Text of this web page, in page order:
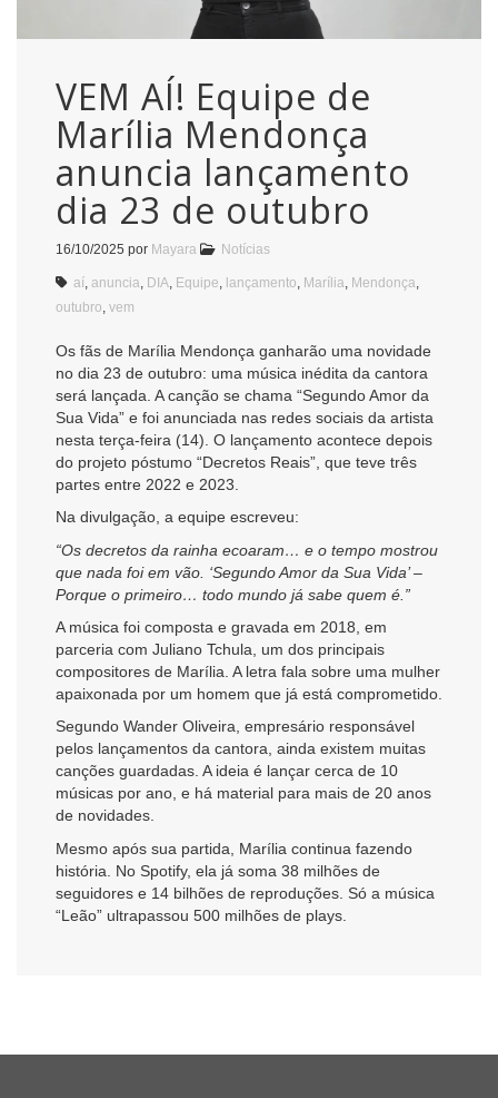
VEM AÍ! Equipe de
Marília Mendonça
anuncia lançamento
dia 23 de outubro
16/10/2025 por Mayara Notícias
aí anuncia DIA Equipe lançamento Marília Mendonça
outubro vem
Os fãs de Marília Mendonça ganharão uma novidade
no dia 23 de outubro: uma música inédita da cantora
será lançada. A canção se chama “Segundo Amor da
Sua Vida” e foi anunciada nas redes sociais da artista
nesta terça-feira (14). O lançamento acontece depois
do projeto póstumo “Decretos Reais”, que teve três
partes entre 2022 e 2023.
Na divulgação, a equipe escreveu:
“Os decretos da rainha ecoaram… e o tempo mostrou
que nada foi em vão. ‘Segundo Amor da Sua Vida’ –
Porque o primeiro… todo mundo já sabe quem é.”
A música foi composta e gravada em 2018, em
parceria com Juliano Tchula, um dos principais
compositores de Marília. A letra fala sobre uma mulher
apaixonada por um homem que já está comprometido.
Segundo Wander Oliveira, empresário responsável
pelos lançamentos da cantora, ainda existem muitas
canções guardadas. A ideia é lançar cerca de 10
músicas por ano, e há material para mais de 20 anos
de novidades.
Mesmo após sua partida, Marília continua fazendo
história. No Spotify, ela já soma 38 milhões de
seguidores e 14 bilhões de reproduções. Só a música
“Leão” ultrapassou 500 milhões de plays.